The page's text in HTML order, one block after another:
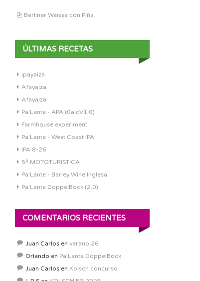
Berliner Weisse con Piña
ÚLTIMAS RECETAS
ipayaiza
Afayaiza
Afayaiza
Pa´Lante - APA (0alcV1.0)
Farmhouse experiment
Pa'Lante - West Coast IPA
IPA 8-26
5ª MOTOTURISTICA
Pa'Lante - Barley Wine Inglesa
Pa’Lante DoppelBock (2.0)
COMENTARIOS RECIENTES
Juan Carlos en verano 26
Orlando en Pa’Lante DoppelBock
Juan Carlos en Kolsch concurso